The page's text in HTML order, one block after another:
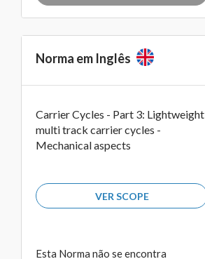
Norma em Inglês
Carrier Cycles - Part 3: Lightweight
multi track carrier cycles -
Mechanical aspects
VER SCOPE
Esta Norma não se encontra